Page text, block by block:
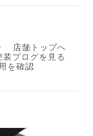
店舗トップへ
装ブログを見る
を確認